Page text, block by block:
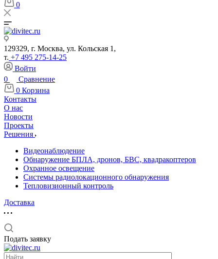
0
129329, г. Москва, ул. Кольская 1,
т. +7 495 275-14-25
Войти
0
Сравнение
0 Корзина
Контакты
О нас
Новости
Проекты
Решения
Видеонаблюдение
Обнаружение БПЛА, дронов, БВС, квадракоптеров
Охранное освещение
Системы радиолокационного обнаружения
Тепловизионный контроль
Доставка
Подать заявку